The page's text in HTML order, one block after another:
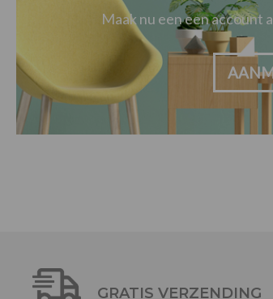
Maak nu een een account
GRATIS VERZENDING